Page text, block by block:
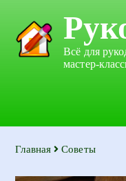
Всё для
мастер-
Главная Советы